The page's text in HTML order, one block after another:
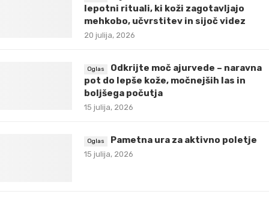
lepotni rituali, ki koži zagotavljajo
mehkobo, učvrstitev in sijoč videz
20 julija, 2026
Odkrijte moč ajurvede – naravna
pot do lepše kože, močnejših las in
boljšega počutja
15 julija, 2026
Pametna ura za aktivno poletje
15 julija, 2026